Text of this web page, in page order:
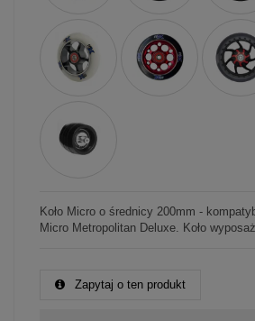
Koło Micro o średnicy 200mm -
Micro Metropolitan Deluxe. Koło
Zapytaj o ten produkt